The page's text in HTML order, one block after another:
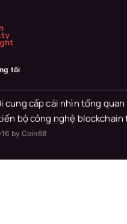
tôi
cung cấp cái nhìn tổng
bộ công nghệ blockchain
by Coin68